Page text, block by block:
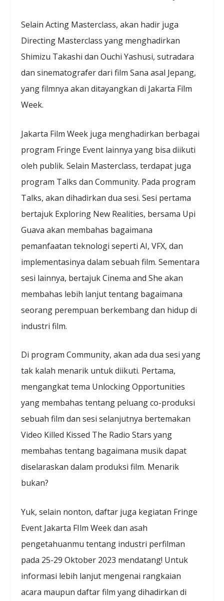
Selain Acting Masterclass, akan hadir juga
Directing Masterclass yang menghadirkan
Shimizu Takashi dan Ouchi Yashusi, sutradara
dan sinematografer dari film Sana asal Jepang,
yang filmnya akan ditayangkan di Jakarta Film
Week.
Jakarta Film Week juga menghadirkan berbagai
program Fringe Event lainnya yang bisa diikuti
oleh publik. Selain Masterclass, terdapat juga
program Talks dan Community. Pada program
Talks, akan dihadirkan dua sesi. Sesi pertama
bertajuk Exploring New Realities, bersama Upi
Guava akan membahas bagaimana
pemanfaatan teknologi seperti AI, VFX, dan
implementasinya dalam sebuah film. Sementara
sesi lainnya, bertajuk Cinema and She akan
membahas lebih lanjut tentang bagaimana
seorang perempuan berkembang dan hidup di
industri film.
Di program Community, akan ada dua sesi yang
tak kalah menarik untuk diikuti. Pertama,
mengangkat tema Unlocking Opportunities
yang membahas tentang peluang co-produksi
sebuah film dan sesi selanjutnya bertemakan
Video Killed Kissed The Radio Stars yang
membahas tentang bagaimana musik dapat
diselaraskan dalam produksi film. Menarik
bukan?
Yuk, selain nonton, daftar juga kegiatan Fringe
Event Jakarta FIlm Week dan asah
pengetahuanmu tentang industri perfilman
pada 25-29 Oktober 2023 mendatang! Untuk
informasi lebih lanjut mengenai rangkaian
acara maupun daftar film yang dihadirkan di